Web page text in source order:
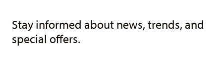
Stay informed about news, trends, and
special offers.